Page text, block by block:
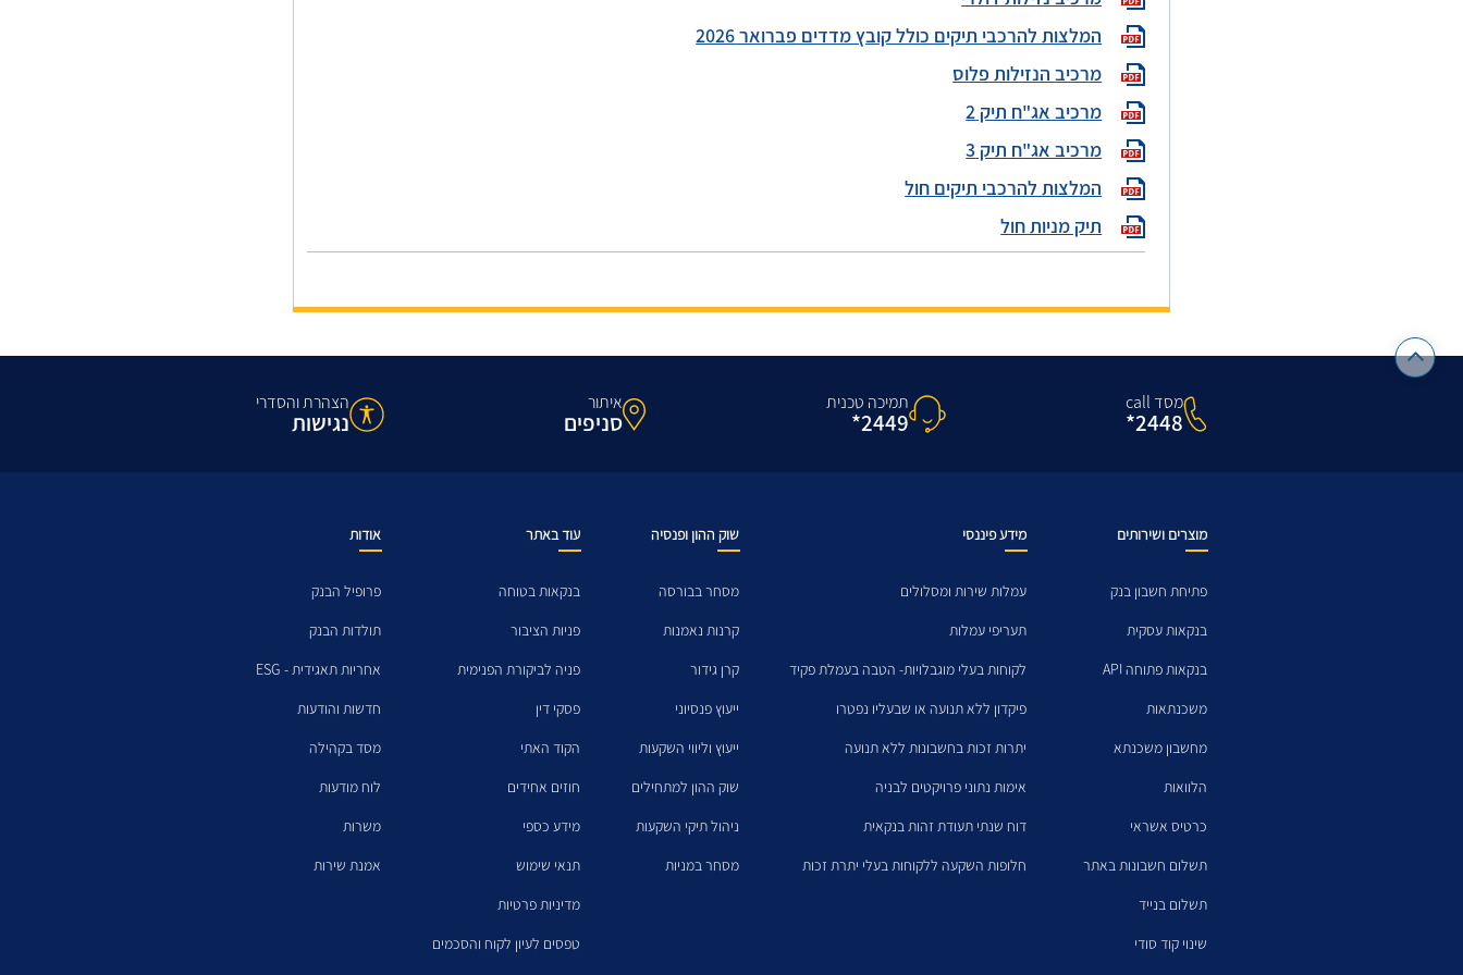
המלצות להרכבי תיקים כולל קובץ מדדים פברואר 2026
מרכיב הנזילות פלוס
מרכיב אג"ח תיק 2
מרכיב אג"ח תיק 3
המלצות להרכבי תיקים חול
תיק מניות חול
מסד call
2448*
תמיכה טכנית
2449*
איתור
סניפים
הצהרת והסדרי
נגישות
מוצרים ושירותים
פתיחת חשבון בנק
בנקאות עסקית
בנקאות פתוחה API
משכנתאות
מחשבון משכנתא
הלוואות
כרטיס אשראי
תשלום חשבונות באתר
תשלום בנייד
שינוי קוד סודי
מידע פיננסי
עמלות שירות ומסלולים
תעריפי עמלות
לקוחות בעלי מוגבלויות- הטבה בעמלת פקיד
פיקדון ללא תנועה או שבעליו נפטרו
יתרות זכות בחשבונות ללא תנועה
אימות נתוני פרויקטים לבניה
דוח שנתי תעודת זהות בנקאית
חלופות השקעה ללקוחות בעלי יתרת זכות
שוק ההון ופנסיה
מסחר בבורסה
קרנות נאמנות
קרן גידור
ייעוץ פנסיוני
ייעוץ וליווי השקעות
שוק ההון למתחילים
ניהול תיקי השקעות
מסחר במניות
עוד באתר
בנקאות בטוחה
פניות הציבור
פניה לביקורת הפנימית
פסקי דין
הקוד האתי
חוזים אחידים
מידע כספי
תנאי שימוש
מדיניות פרטיות
טפסים לעיון לקוח והסכמים
אודות
פרופיל הבנק
תולדות הבנק
אחריות תאגידית - ESG
חדשות והודעות
מסד בקהילה
לוח מודעות
משרות
אמנת שירות